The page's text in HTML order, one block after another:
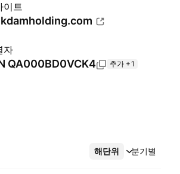
이트
자
QA000BD0VCK4 추가 +1
해단위 분기별
더보기